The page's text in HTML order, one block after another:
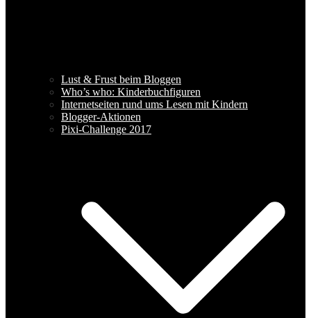
Lust & Frust beim Bloggen
Who’s who: Kinderbuchfiguren
Internetseiten rund ums Lesen mit Kindern
Blogger-Aktionen
Pixi-Challenge 2017